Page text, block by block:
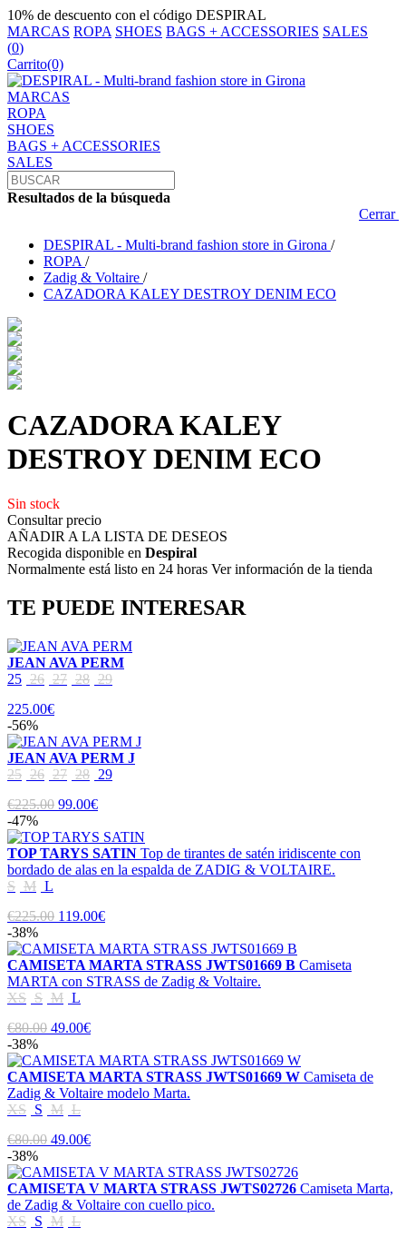
10% de descuento con el código DESPIRAL
MARCAS ROPA SHOES BAGS + ACCESSORIES SALES
(0)
Carrito(0)
MARCAS
ROPA
SHOES
BAGS + ACCESSORIES
SALES
Resultados de la búsqueda
Cerrar
DESPIRAL - Multi-brand fashion store in Girona /
ROPA /
Zadig & Voltaire /
CAZADORA KALEY DESTROY DENIM ECO
CAZADORA KALEY
DESTROY DENIM ECO
Sin stock
Consultar precio
AÑADIR A LA LISTA DE DESEOS
Recogida disponible en Despiral
Normalmente está listo en 24 horas Ver información de la tienda
TE PUEDE INTERESAR
JEAN AVA PERM
25 26 27 28 29
225.00€
-56%
JEAN AVA PERM J
25 26 27 28 29
€225.00 99.00€
-47%
TOP TARYS SATIN Top de tirantes de satén iridiscente con
bordado de alas en la espalda de ZADIG & VOLTAIRE.
S M L
€225.00 119.00€
-38%
CAMISETA MARTA STRASS JWTS01669 B Camiseta
MARTA con STRASS de Zadig & Voltaire.
XS S M L
€80.00 49.00€
-38%
CAMISETA MARTA STRASS JWTS01669 W Camiseta de
Zadig & Voltaire modelo Marta.
XS S M L
€80.00 49.00€
-38%
CAMISETA V MARTA STRASS JWTS02726 Camiseta Marta,
de Zadig & Voltaire con cuello pico.
XS S M L